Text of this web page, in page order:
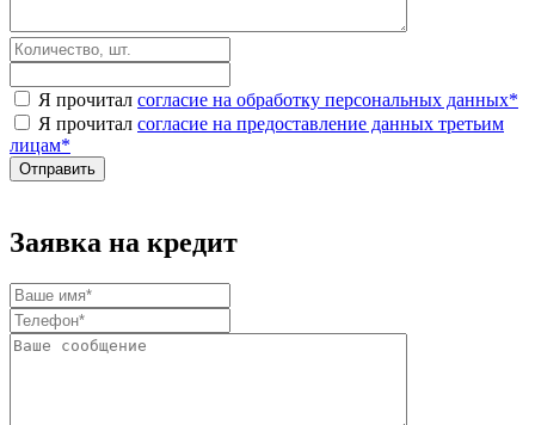
Я прочитал согласие на обработку персональных данных*
Я прочитал согласие на предоставление данных третьим
лицам*
Заявка на кредит